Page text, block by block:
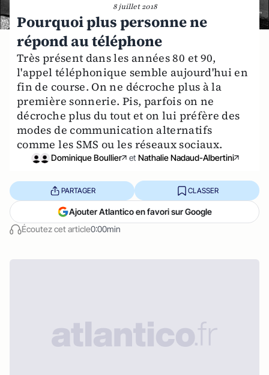
8 juillet 2018
Pourquoi plus personne ne
répond au téléphone
Très présent dans les années 80 et 90,
l'appel téléphonique semble aujourd'hui en
fin de course. On ne décroche plus à la
première sonnerie. Pis, parfois on ne
décroche plus du tout et on lui préfère des
modes de communication alternatifs
comme les SMS ou les réseaux sociaux.
Dominique Boullier et Nathalie Nadaud-Albertini
Écoutez cet article0:00min
PARTAGER CLASSER
Ajouter Atlantico en favori sur Google